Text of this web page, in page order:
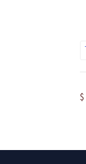
$